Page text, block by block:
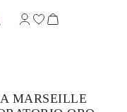
MARSEILLE